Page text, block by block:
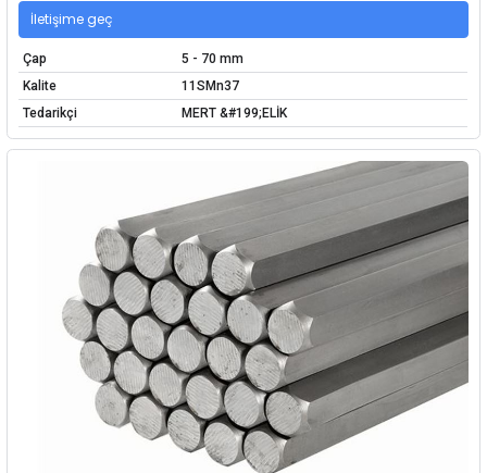
İletişime geç
Çap
5 - 70 mm
Kalite
11SMn37
Tedarikçi
MERT &#199;ELİK